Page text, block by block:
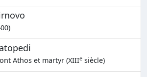
Athos et martyr (XIIIe siècle)